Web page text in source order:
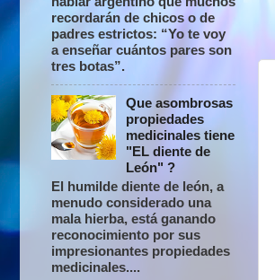
recordarán de chicos o de
padres estrictos: “Yo te voy
a enseñar cuántos pares son
tres botas”.
Que asombrosas
propiedades
medicinales tiene
"EL diente de
León" ?
El humilde diente de león, a
menudo considerado una
mala hierba, está ganando
reconocimiento por sus
impresionantes propiedades
medicinales....